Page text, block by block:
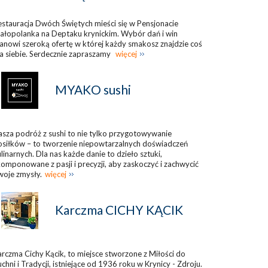
Dwóch Świętych mieści się w Pensjonacie
na Deptaku krynickim. Wybór dań i win
szeroką ofertę w której każdy smakosz znajdzie coś
siebie. Serdecznie zapraszamy więcej
MYAKO sushi
podróż z sushi to nie tylko przygotowywanie
– to tworzenie niepowtarzalnych doświadczeń
Dla nas każde danie to dzieło sztuki,
z pasji i precyzji, aby zaskoczyć i zachwycić
zmysły. więcej
Karczma CICHY KĄCIK
Cichy Kącik, to miejsce stworzone z Miłości do
i Tradycji, istniejące od 1936 roku w Krynicy - Zdroju.